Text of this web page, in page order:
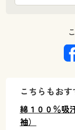
こちらもおす
綿１００％吸
袖）